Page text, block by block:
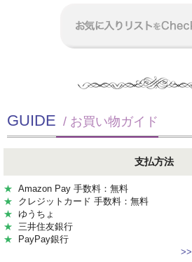
GUIDE / お買い物ガイド
支払方法
★ Amazon Pay 手数料：無料
★ クレジットカード 手数料：無料
★ ゆうちょ
★ 三井住友銀行
★ PayPay銀行
>>